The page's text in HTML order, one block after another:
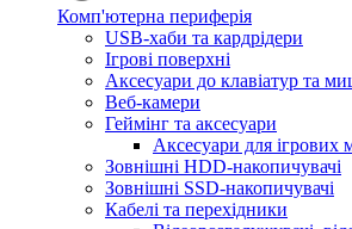
Комп'ютерна периферія
USB-хаби та кардрідери
Ігрові поверхні
Аксесуари до клавіатур та
Веб-камери
Геймінг та аксесуари
Аксесуари для ігрових
Зовнішні HDD-накопичувачі
Зовнішні SSD-накопичувачі
Кабелі та перехідники